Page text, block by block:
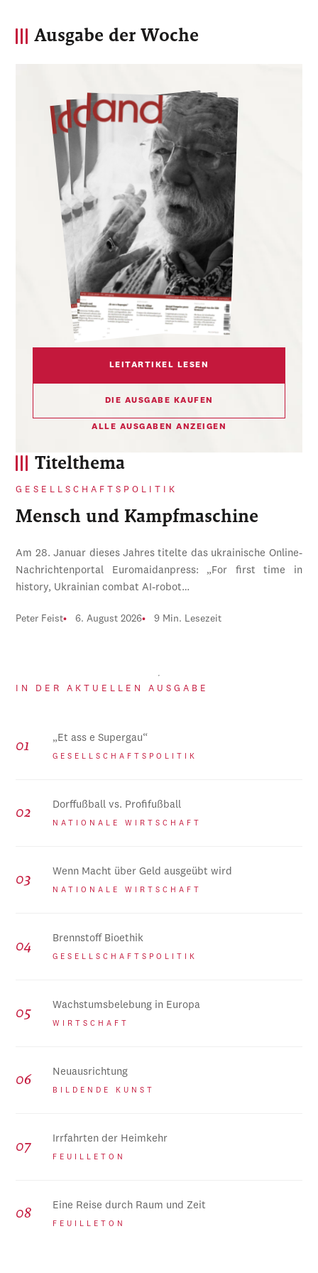
Titelthema
GESELLSCHAFTSPOLITIK
Mensch und Kampfmaschine
Am 28. Januar dieses Jahres titelte das ukrainische Online-
Nachrichtenportal Euromaidanpress: „For first time in
history, Ukrainian combat AI-robot…
Peter Feist 6. August 2026 9 Min. Lesezeit
IN DER AKTUELLEN AUSGABE
„Et ass e Supergau“
GESELLSCHAFTSPOLITIK
Dorffußball vs. Profifußball
NATIONALE WIRTSCHAFT
Wenn Macht über Geld ausgeübt wird
NATIONALE WIRTSCHAFT
Brennstoff Bioethik
GESELLSCHAFTSPOLITIK
Wachstumsbelebung in Europa
WIRTSCHAFT
Neuausrichtung
BILDENDE KUNST
Irrfahrten der Heimkehr
FEUILLETON
Eine Reise durch Raum und Zeit
FEUILLETON
Ausgabe der Woche
LEITARTIKEL LESEN
DIE AUSGABE KAUFEN
ALLE AUSGABEN ANZEIGEN